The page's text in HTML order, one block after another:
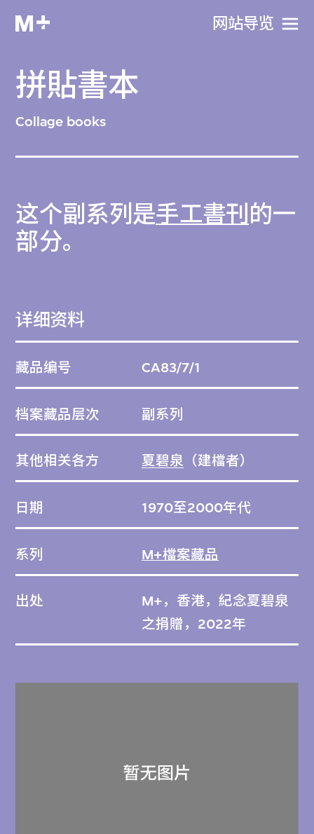
网站导览
拼貼書本
Collage books
这个副系列是手工書刊 的一
部分。
详细资料
藏品编号 CA83/7/1
档案藏品层次 副系列
其他相关各方 夏碧泉 （建檔者）
日期 1970至2000年代
系列 M+檔案藏品
出处
M+，香港，紀念夏碧泉
之捐贈，2022年